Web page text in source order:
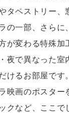
タペストリー、
の一部、さらに
が変わる特殊加
夜で異なった室
けるお部屋です。
映画のポスター
クなど、ここで